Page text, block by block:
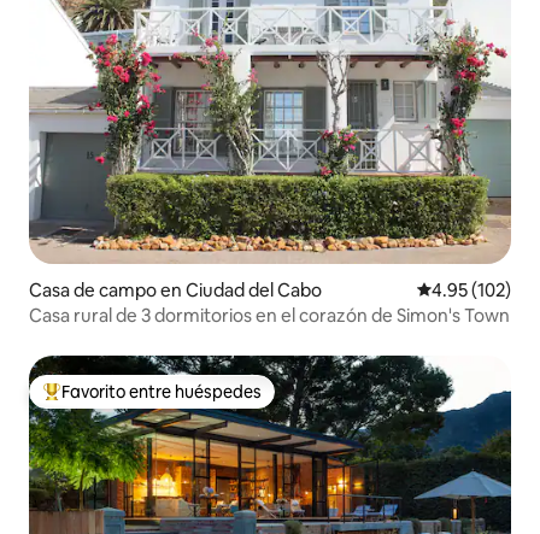
Casa de campo en Ciudad del Cabo Calificación
4.95 (102)
Casa rural de 3 dormitorios en el corazón de Simon's Town
De los mejores en Favorito entre huéspedes
Favorito entre huéspedes